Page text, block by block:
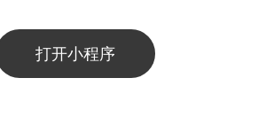
打开小程序